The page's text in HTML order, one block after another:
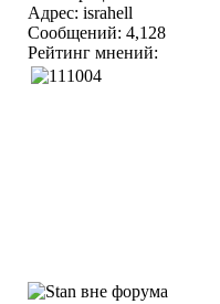
Адрес: israhell
Сообщений: 4,128
Рейтинг мнений: